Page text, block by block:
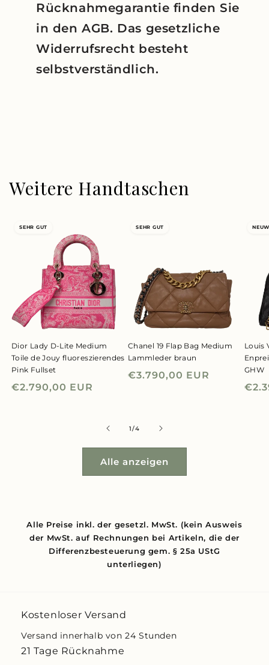
Rücknahmegarantie finden Sie
in den AGB. Das gesetzliche
Widerrufsrecht besteht
selbstverständlich.
Weitere Handtaschen
SEHR GUT
Dior Lady D-Lite Medium
Toile de Jouy fluoreszierendes
Pink Fullset
Normaler
€2.790,00 EUR
SEHR GUT
Chanel 19 Flap Bag Medium
Lammleder braun
Normaler
€3.790,00 EUR
Louis
GHW
1/von
4
Alle anzeigen
Alle Preise inkl. der gesetzl. MwSt. (kein Ausweis
der MwSt. auf Rechnungen bei Artikeln, die der
Differenzbesteuerung gem. § 25a UStG
unterliegen)
Kostenloser Versand
Versand innerhalb von 24 Stunden
21 Tage Rücknahme